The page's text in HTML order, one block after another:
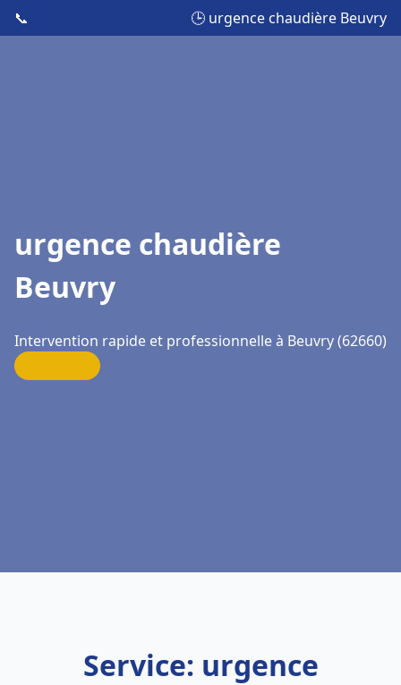
📞 🕒 urgence chaudière Beuvry
urgence chaudière
Beuvry
Intervention rapide et professionnelle à Beuvry (62660)
Service: urgence